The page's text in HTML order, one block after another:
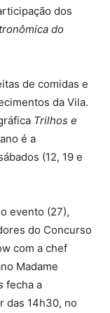
dos
do
de comidas e
da Vila.
Trilhos e
é a
(12, 19 e
evento (27),
do Concurso
com a chef
Madame
fecha a
das 14h30, no